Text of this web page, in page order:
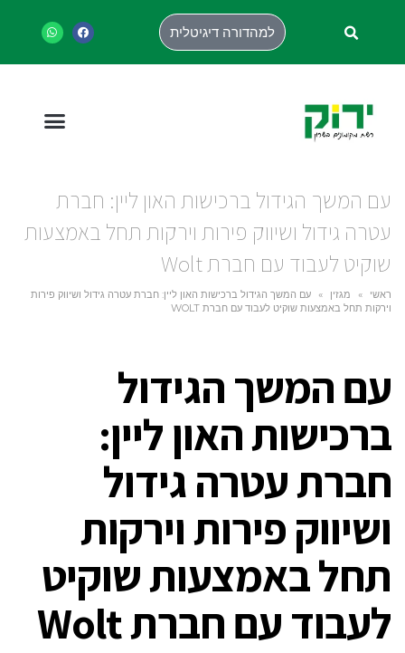
למהדורה דיגיטלית
עם המשך הגידול ברכישות האון ליין: חברת
עטרה גידול ושיווק פירות וירקות תחל באמצעות
שוקיט לעבוד עם חברת Wolt
ראשי » מגזין »
עם המשך הגידול ברכישות האון ליין: חברת עטרה גידול ושיווק פירות
וירקות תחל באמצעות שוקיט לעבוד עם חברת WOLT
עם המשך הגידול
ברכישות האון ליין:
חברת עטרה גידול
ושיווק פירות וירקות
תחל באמצעות שוקיט
לעבוד עם חברת Wolt